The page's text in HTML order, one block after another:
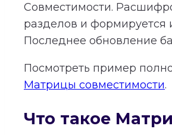
Совместимости.
разделов и формируется
Последнее обновление
Посмотреть пример
Матрицы совместимости.
Что такое